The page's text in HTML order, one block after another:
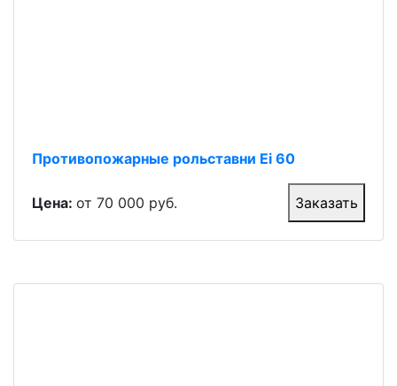
Противопожарные рольставни Ei 60
Цена: от 70 000 руб. Заказать